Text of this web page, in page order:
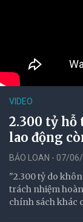
VIDEO
2.300 tỷ
lao động
BẢO LOAN - 07/
"2.300 tỷ do
trách nhiệm
chính sách khác